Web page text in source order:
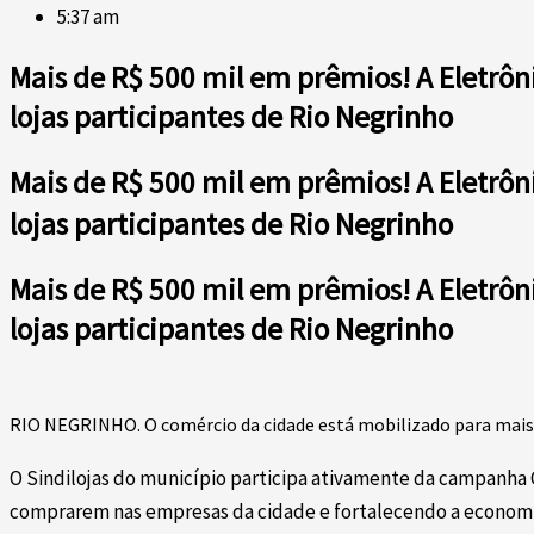
5:37 am
Mais de R$ 500 mil em prêmios! A
lojas participantes de Rio Negrinho
Mais de R$ 500 mil em prêmios! A
lojas participantes de Rio Negrinho
Mais de R$ 500 mil em prêmios! A
lojas participantes de Rio Negrinho
RIO NEGRINHO. O comércio da cidade está mobilizado para
O Sindilojas do município participa ativamente da campanha
comprarem nas empresas da cidade e fortalecendo a